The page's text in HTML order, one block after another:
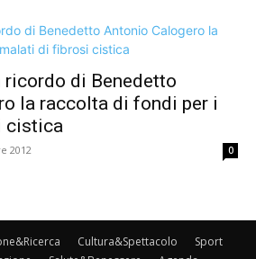
ricordo di Benedetto
la raccolta di fondi per i
cistica
2012 0
Cultura&Spettacolo
Sport